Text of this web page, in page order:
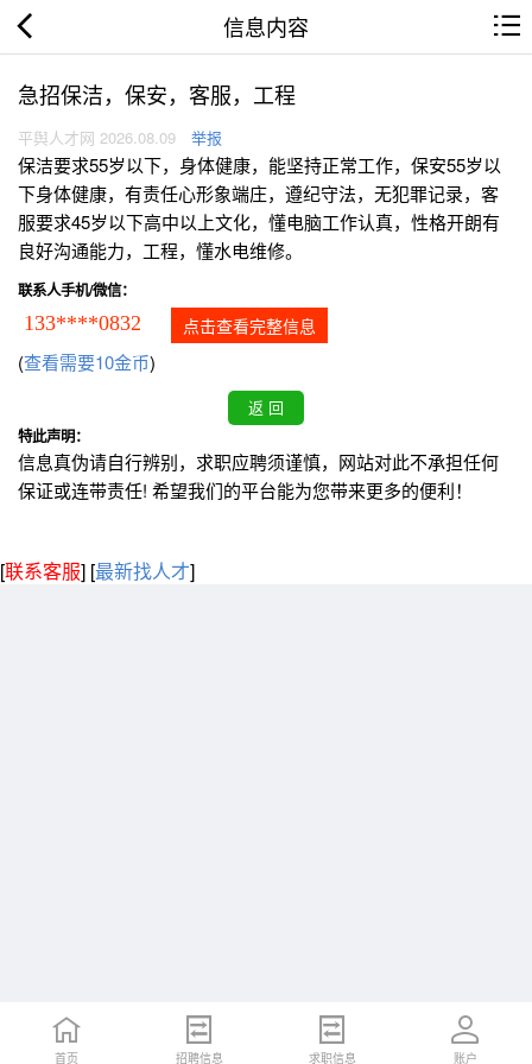
信息内容
急招保洁，保安，客服，工程
平舆人才网 2026.08.09 举报
保洁要求55岁以下，身体健康，能坚持正常工作，保安55岁以
下身体健康，有责任心形象端庄，遵纪守法，无犯罪记录，客
服要求45岁以下高中以上文化，懂电脑工作认真，性格开朗有
良好沟通能力，工程，懂水电维修。
联系人手机/微信：
133****0832 点击查看完整信息
(查看需要10金币)
特此声明：
信息真伪请自行辨别，求职应聘须谨慎，网站对此不承担任何
保证或连带责任! 希望我们的平台能为您带来更多的便利！
[联系客服] [最新找人才]
首页 招聘信息 求职信息 账户